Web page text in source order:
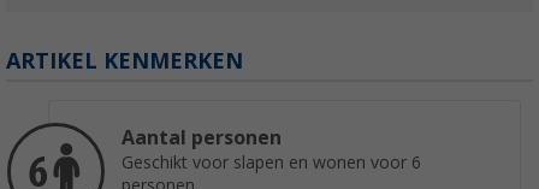
ARTIKEL KENMERKEN
Aantal personen
Geschikt voor slapen en wonen voor 6
personen